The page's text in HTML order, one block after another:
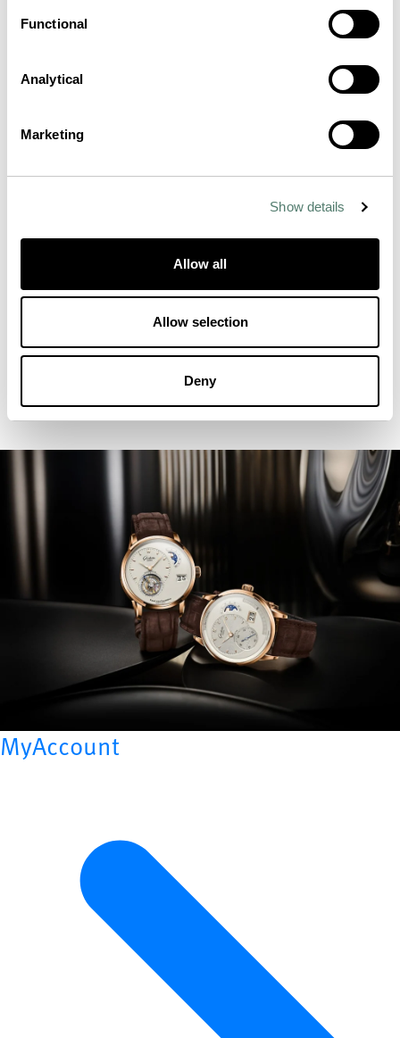
Functional
Analytical
Marketing
Show details
Allow all
Allow selection
Deny
MyAccount